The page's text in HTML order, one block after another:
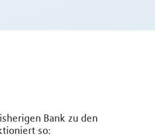
Bank zu den
so: